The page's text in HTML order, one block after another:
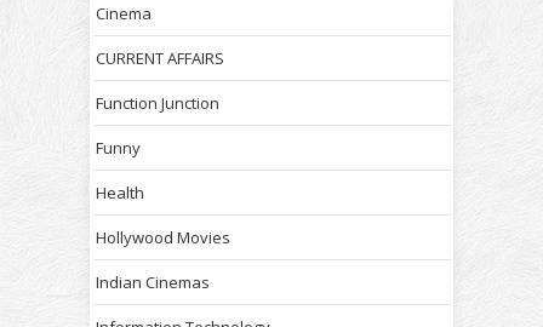
Cinema
CURRENT AFFAIRS
Function Junction
Funny
Health
Hollywood Movies
Indian Cinemas